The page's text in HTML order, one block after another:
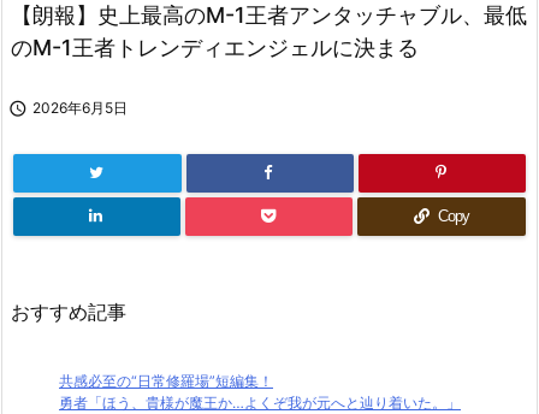
【朗報】史上最高のM-1王者アンタッチャブル、最低
のM-1王者トレンディエンジェルに決まる
 2026年6月5日
Copy
おすすめ記事
共感必至の“日常修羅場”短編集！
勇者「ほう、貴様が魔王か…よくぞ我が元へと辿り着いた。」